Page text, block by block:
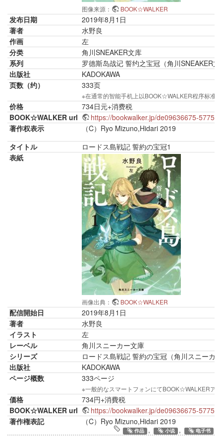
图像来源： BOOK☆WALKER
发布日期
2019年8月1日
著者
水野良
作画
左
分类
角川SNEAKER文库
系列
罗德斯岛战记 誓约之宝冠（角川SNEAKER文
出版社
KADOKAWA
页数（约）
333页
※在通常的智能手机上以BOOK☆WALKER程序标准
价格
734日元+消费税
BOOK☆WALKER url
https://bookwalker.jp/de09636675-5775-
著作权表示
（C）Ryo Mizuno,Hidari 2019
タイトル
ロードス島戦記 誓約の宝冠1
表紙
画像出典： BOOK☆WALKER
配信開始日
2019年8月1日
著者
水野良
イラスト
左
レーベル
角川スニーカー文庫
シリーズ
ロードス島戦記 誓約の宝冠（角川スニーカ
出版社
KADOKAWA
ページ概数
333ページ
※一般的なスマートフォンにてBOOK☆WALKERア
価格
734円+消費税
BOOK☆WALKER url
https://bookwalker.jp/de09636675-5775-
著作権表記
（C）Ryo Mizuno,Hidari 2019
作品 , 小说 , 电子书